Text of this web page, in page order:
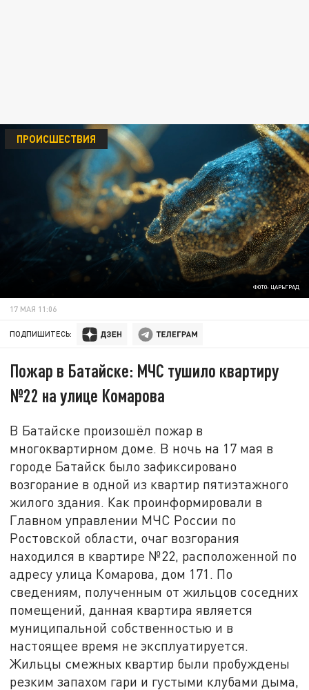
ФОТО: ЦАРЬГРАД
ПРОИСШЕСТВИЯ
17 МАЯ 11:06
ПОДПИШИТЕСЬ:
Пожар в Батайске: МЧС тушило квартиру
№22 на улице Комарова
В Батайске произошёл пожар в
многоквартирном доме. В ночь на 17 мая в
городе Батайск было зафиксировано
возгорание в одной из квартир пятиэтажного
жилого здания. Как проинформировали в
Главном управлении МЧС России по
Ростовской области, очаг возгорания
находился в квартире №22, расположенной по
адресу улица Комарова, дом 171. По
сведениям, полученным от жильцов соседних
помещений, данная квартира является
муниципальной собственностью и в
настоящее время не эксплуатируется.
Жильцы смежных квартир были пробуждены
резким запахом гари и густыми клубами дыма,